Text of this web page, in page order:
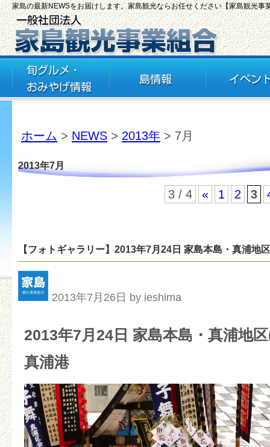
家島の最新NEWSをお届けします。家島観光ならお任せください【家島観光事
ホーム > NEWS > 2013年 > 7月
2013年7月
3 / 4 « 1 2 3
【フォトギャラリー】2013年7月24日 家島本島・真浦地
2013年7月26日 by ieshima
2013年7月24日 家島本島・真浦地
真浦港